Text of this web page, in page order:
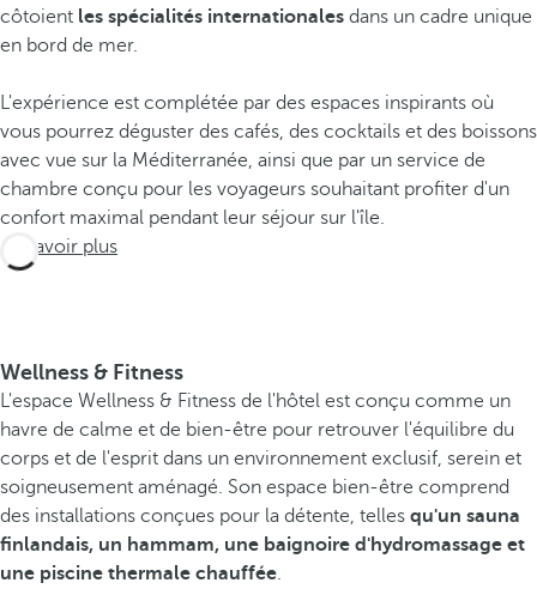
côtoient les spécialités internationales dans un cadre unique
en bord de mer.
L'expérience est complétée par des espaces inspirants où
vous pourrez déguster des cafés, des cocktails et des boissons
avec vue sur la Méditerranée, ainsi que par un service de
chambre conçu pour les voyageurs souhaitant profiter d'un
confort maximal pendant leur séjour sur l'île.
En savoir plus
Wellness & Fitness
L'espace Wellness & Fitness de l'hôtel est conçu comme un
havre de calme et de bien-être pour retrouver l'équilibre du
corps et de l'esprit dans un environnement exclusif, serein et
soigneusement aménagé. Son espace bien-être comprend
des installations conçues pour la détente, telles qu'un sauna
finlandais, un hammam, une baignoire d'hydromassage et
une piscine thermale chauffée.